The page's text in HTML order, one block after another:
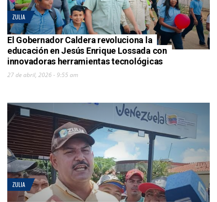
ZULIA
El Gobernador Caldera revoluciona la
educación en Jesús Enrique Lossada con
innovadoras herramientas tecnológicas
27 de abril, 2026 - 9:55 am
ZULIA